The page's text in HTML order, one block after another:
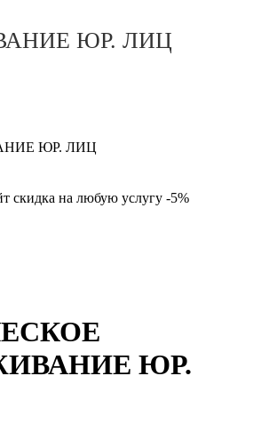
ЮР. ЛИЦ
ЮР. ЛИЦ
скидка на любую услугу -5%
ЮР.